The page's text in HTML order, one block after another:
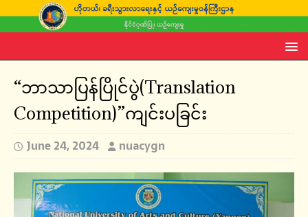
“ဘာသာပြန်ပြိုင်ပွဲ(Translation
Competition)”ကျင်းပခြင်း
June 24, 2024 nuacygn